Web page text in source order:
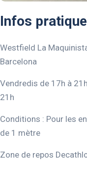
Infos
Westfield La
Barcelona
Vendredis de 17h à
21h
Conditions : Pour les
de 1 mètre
Zone de repos